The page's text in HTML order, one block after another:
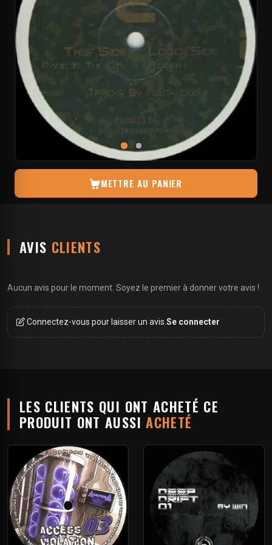
METTRE AU PANIER
AVIS CLIENTS
Aucun avis pour le moment. Soyez le premier à donner votre avis !
Connectez-vous pour laisser un avis. Se connecter
LES CLIENTS QUI ONT ACHETÉ CE
PRODUIT ONT AUSSIACHETÉ